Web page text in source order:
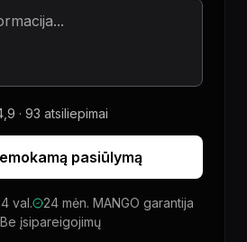
· 93 atsiliepimai
pasiūlymą
val.
24 mėn. MANGO garantija
Be įsipareigojimų